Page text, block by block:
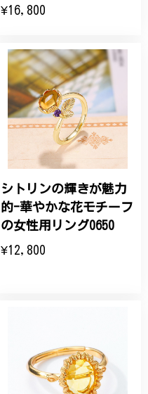
¥16,800
シトリンの輝きが魅力
的-華やかな花モチーフ
の女性用リング0650
¥12,800